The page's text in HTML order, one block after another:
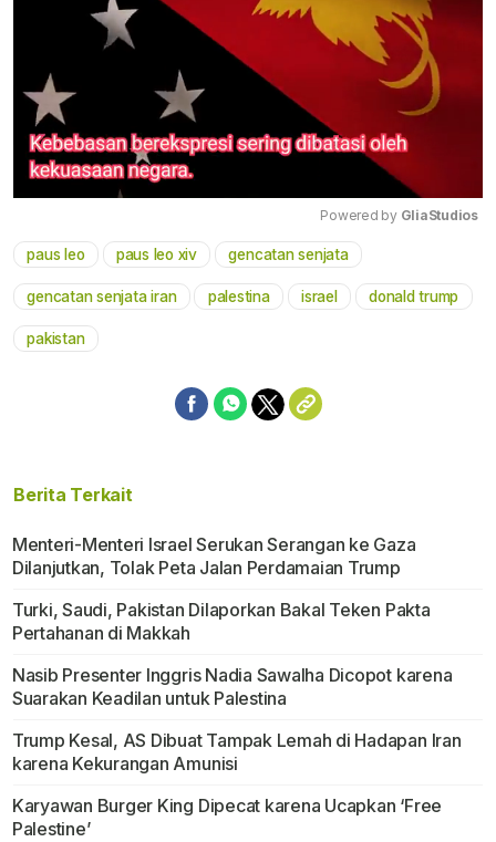
Powered by GliaStudios
paus leo paus leo xiv gencatan senjata
gencatan senjata iran palestina israel donald trump
pakistan
Berita Terkait
Menteri-Menteri Israel Serukan Serangan ke Gaza
Dilanjutkan, Tolak Peta Jalan Perdamaian Trump
Turki, Saudi, Pakistan Dilaporkan Bakal Teken Pakta
Pertahanan di Makkah
Nasib Presenter Inggris Nadia Sawalha Dicopot karena
Suarakan Keadilan untuk Palestina
Trump Kesal, AS Dibuat Tampak Lemah di Hadapan Iran
karena Kekurangan Amunisi
Karyawan Burger King Dipecat karena Ucapkan ‘Free
Palestine’